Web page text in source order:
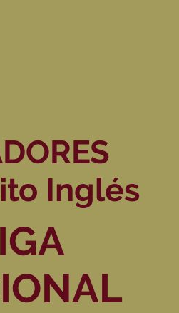
Inglés